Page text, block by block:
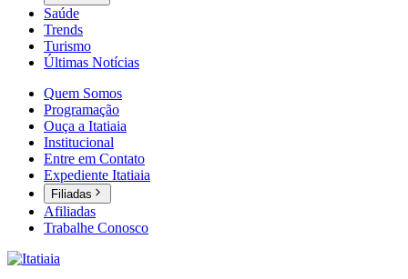
Saúde
Trends
Turismo
Últimas Notícias
Quem Somos
Programação
Ouça a Itatiaia
Institucional
Entre em Contato
Expediente Itatiaia
Filiadas
Afiliadas
Trabalhe Conosco